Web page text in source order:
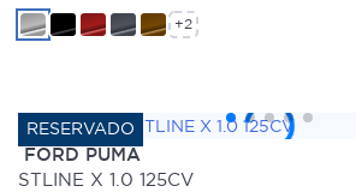
+2
FORD PUMA
STLINE X 1.0 125CV